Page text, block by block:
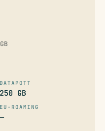
DATAPOTT
250 GB
EU-ROAMING
—